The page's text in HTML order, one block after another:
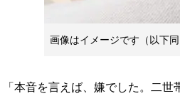
画像はイメージです（以下同
「本音を言えば、嫌でした。二